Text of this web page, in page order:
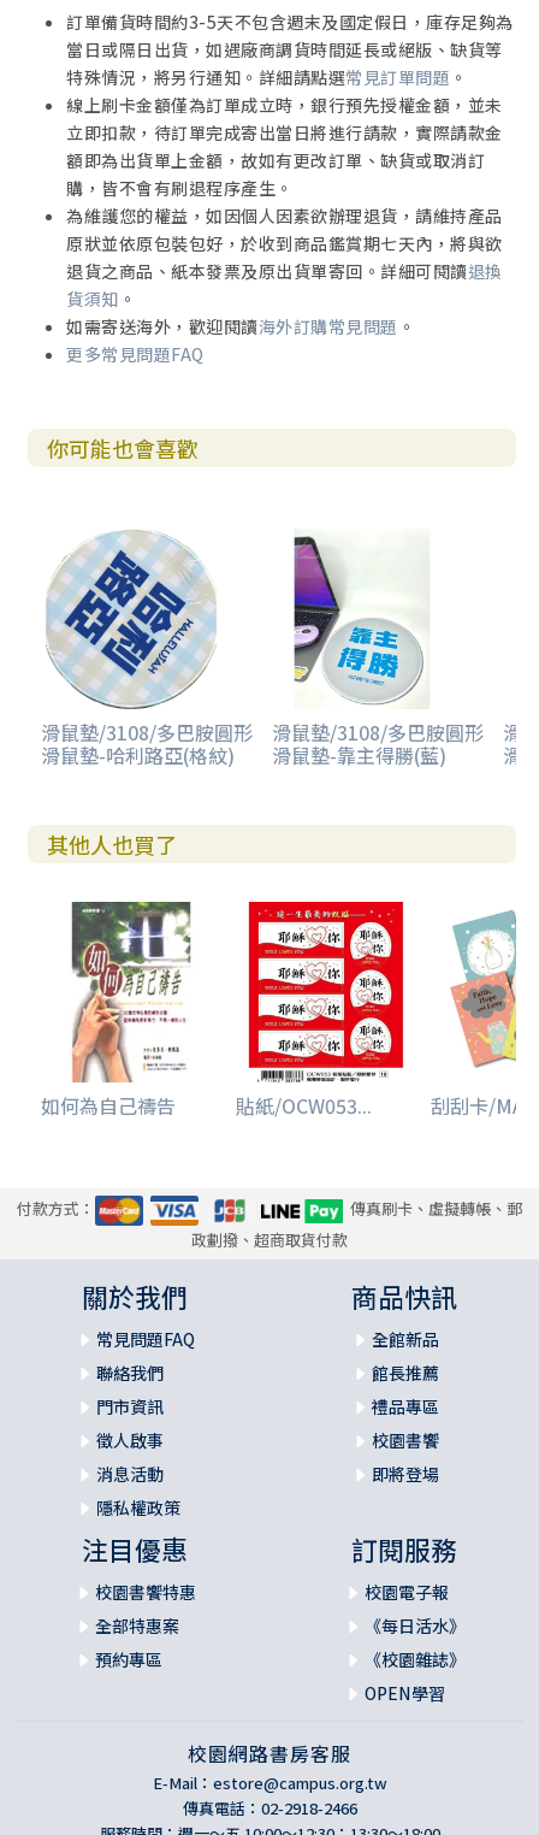
訂單備貨時間約3-5天不包含週末及國定假日，庫存足夠為
當日或隔日出貨，如遇廠商調貨時間延長或絕版、缺貨等
特殊情況，將另行通知。詳細請點選常見訂單問題 。
線上刷卡金額僅為訂單成立時，銀行預先授權金額，並未
立即扣款，待訂單完成寄出當日將進行請款，實際請款金
額即為出貨單上金額，故如有更改訂單、缺貨或取消訂
購，皆不會有刷退程序產生。
為維護您的權益，如因個人因素欲辦理退貨，請維持產品
原狀並依原包裝包好，於收到商品鑑賞期七天內，將與欲
退貨之商品、紙本發票及原出貨單寄回。詳細可閱讀退換
貨須知 。
如需寄送海外，歡迎閱讀海外訂購常見問題 。
更多常見問題FAQ
你可能也會喜歡
滑鼠墊/3108/多巴胺圓形
滑鼠墊-哈利路亞(格紋)
滑鼠墊/3108/多巴胺圓形
滑鼠墊-靠主得勝(藍)
滑
滑
其他人也買了
如何為自己禱告 貼紙/OCW053... 刮刮卡/
付款方式：
傳真刷卡、虛擬轉帳、郵
政劃撥、超商取貨付款
關於我們
常見問題FAQ
聯絡我們
門市資訊
徵人啟事
消息活動
隱私權政策
商品快訊
全館新品
館長推薦
禮品專區
校園書饗
即將登場
注目優惠
校園書饗特惠
全部特惠案
預約專區
訂閱服務
校園電子報
《每日活水》
《校園雜誌》
OPEN學習
校園網路書房客服
E-Mail： estore@campus.org.tw
傳真電話：02-2918-2466